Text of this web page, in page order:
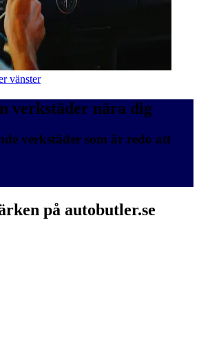
vänster
verkstäder nära dig
verkstäder som är redo att
på autobutler.se